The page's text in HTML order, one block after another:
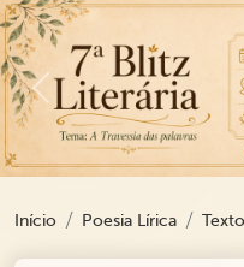
Previous
Início Poesia Lírica